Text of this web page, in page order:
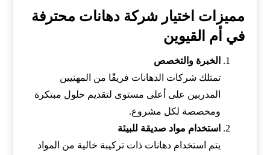
مميزات اختيار شركة دهانات محترفة
في أم القيوين
الخبرة والتخصص
تمتلك شركات الدهانات فريقًا من المهنيين
المدربين على أعلى مستوى لتقديم حلول مبتكرة
ومخصصة لكل مشروع.
استخدام مواد صديقة للبيئة
يتم استخدام دهانات ذات تركيبة خالية من المواد